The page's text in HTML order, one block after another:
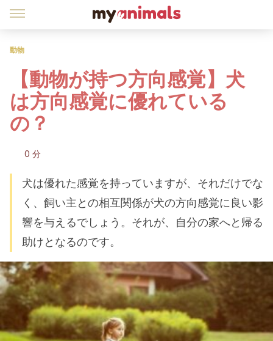
動物
【動物が持つ方向感覚】犬
は方向感覚に優れている
の？
0 分
犬は優れた感覚を持っていますが、それだけでな
く、飼い主との相互関係が犬の方向感覚に良い影
響を与えるでしょう。それが、自分の家へと帰る
助けとなるのです。